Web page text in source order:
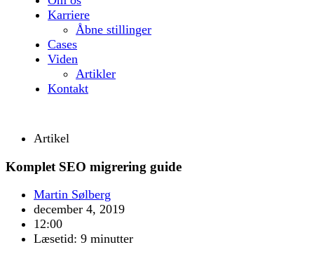
Karriere
Åbne stillinger
Cases
Viden
Artikler
Kontakt
Artikel
Komplet SEO migrering guide
Martin Sølberg
december 4, 2019
12:00
Læsetid: 9 minutter